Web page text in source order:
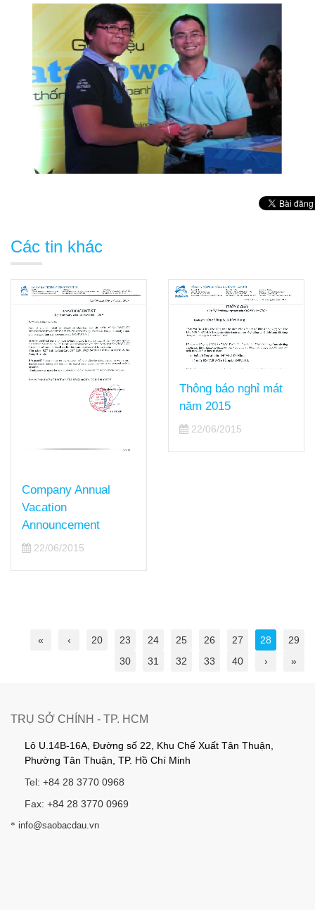
Các tin khác
Company Annual
Vacation
Announcement
22/06/2015
Thông báo nghỉ mát
năm 2015
22/06/2015
« ‹ 20 23 24 25 26 27 28
29
30
31 32 33 40 › »
TRỤ SỞ CHÍNH - TP. HCM
Lô U.14B-16A, Đường số 22, Khu Chế Xuất Tân Thuận,
Phường Tân Thuận, TP. Hồ Chí Minh
Tel: +84 28 3770 0968
Fax: +84 28 3770 0969
* info@saobacdau.vn